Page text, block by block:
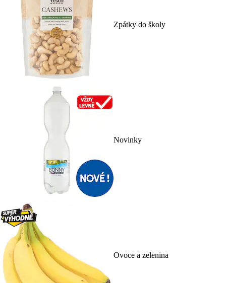
Zpátky do školy
Novinky
Ovoce a zelenina